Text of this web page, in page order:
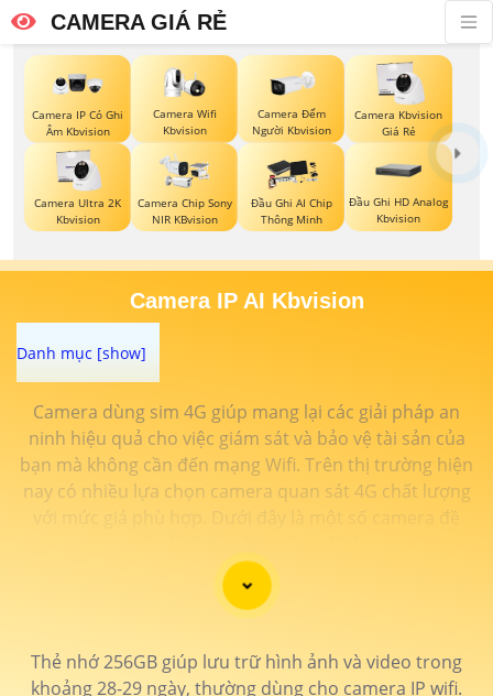
CAMERA GIÁ RẺ
Camera IP Có Ghi
Âm Kbvision
Camera Wifi
Kbvision
Camera Đếm
Người Kbvision
Camera Kbvision
Giá Rẻ
Camera Ultra 2K
Kbvision
Camera Chip Sony
NIR KBvision
Đầu Ghi AI Chip
Thông Minh
Đầu Ghi HD Analog
Kbvision
Camera IP AI Kbvision
Camera dùng sim 4G giúp mang lại các giải pháp an
ninh hiệu quả cho việc giám sát và bảo vệ tài sản của
bạn mà không cần đến mạng Wifi. Trên thị trường hiện
nay có nhiều lựa chọn camera quan sát 4G chất lượng
với mức giá phù hợp. Dưới đây là một số camera đề
Thẻ nhớ 256GB giúp lưu trữ hình ảnh và video trong
khoảng 28-29 ngày, thường dùng cho camera IP wifi.